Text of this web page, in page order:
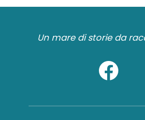
Un mare di storie da